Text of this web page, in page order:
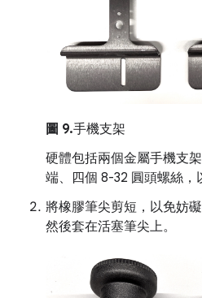
圖 9.手機支架
硬體包括兩個金屬手機支
端、四個 8-32 圓頭螺絲，
將橡膠筆尖剪短，以免妨
然後套在活塞筆尖上。